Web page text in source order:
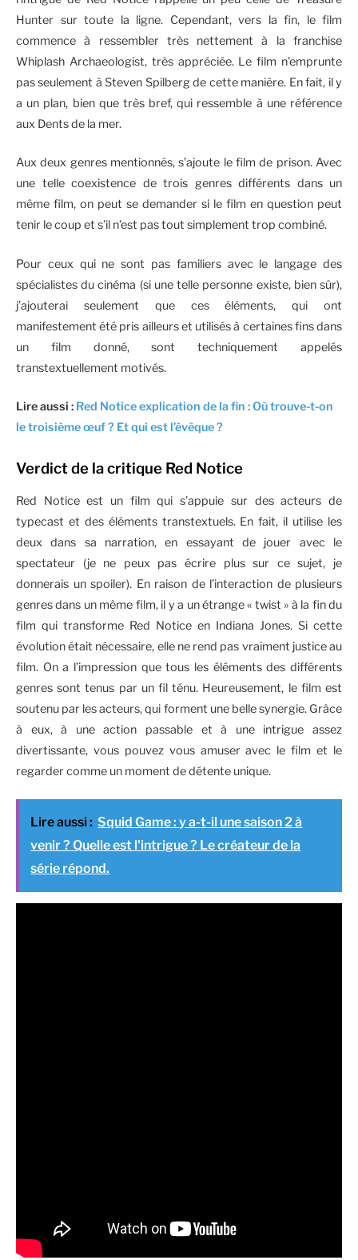
Hunter sur toute la ligne. Cependant, vers la fin, le film
commence à ressembler très nettement à la franchise
Whiplash Archaeologist, très appréciée. Le film n’emprunte
pas seulement à Steven Spilberg de cette manière. En fait, il y
a un plan, bien que très bref, qui ressemble à une référence
aux Dents de la mer.
Aux deux genres mentionnés, s’ajoute le film de prison. Avec
une telle coexistence de trois genres différents dans un
même film, on peut se demander si le film en question peut
tenir le coup et s’il n’est pas tout simplement trop combiné.
Pour ceux qui ne sont pas familiers avec le langage des
spécialistes du cinéma (si une telle personne existe, bien sûr),
j’ajouterai seulement que ces éléments, qui ont
manifestement été pris ailleurs et utilisés à certaines fins dans
un film donné, sont techniquement appelés
transtextuellement motivés.
Lire aussi : Red Notice explication de la fin : Où trouve-t-on
le troisième œuf ? Et qui est l’évêque ?
Verdict de la critique Red Notice
Red Notice est un film qui s’appuie sur des acteurs de
typecast et des éléments transtextuels. En fait, il utilise les
deux dans sa narration, en essayant de jouer avec le
spectateur (je ne peux pas écrire plus sur ce sujet, je
donnerais un spoiler). En raison de l’interaction de plusieurs
genres dans un même film, il y a un étrange « twist » à la fin du
film qui transforme Red Notice en Indiana Jones. Si cette
évolution était nécessaire, elle ne rend pas vraiment justice au
film. On a l’impression que tous les éléments des différents
genres sont tenus par un fil ténu. Heureusement, le film est
soutenu par les acteurs, qui forment une belle synergie. Grâce
à eux, à une action passable et à une intrigue assez
divertissante, vous pouvez vous amuser avec le film et le
regarder comme un moment de détente unique.
Lire aussi : Squid Game : y a-t-il une saison 2 à
venir ? Quelle est l'intrigue ? Le créateur de la
série répond.